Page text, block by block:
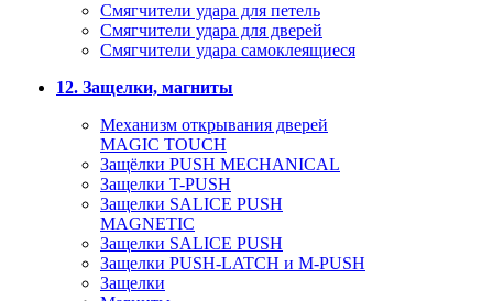
Смягчители удара для петель
Смягчители удара для дверей
Cмягчители удара самоклеящиеся
12. Защелки, магниты
Механизм открывания дверей
MAGIC TOUCH
Защёлки PUSH MECHANICAL
Защелки T-PUSH
Защелки SALICE PUSH
MAGNETIC
Защелки SALICE PUSH
Защелки PUSH-LATCH и M-PUSH
Защелки